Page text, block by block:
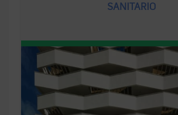
SANITARIO